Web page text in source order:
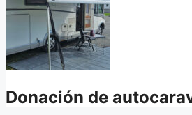
Donación de